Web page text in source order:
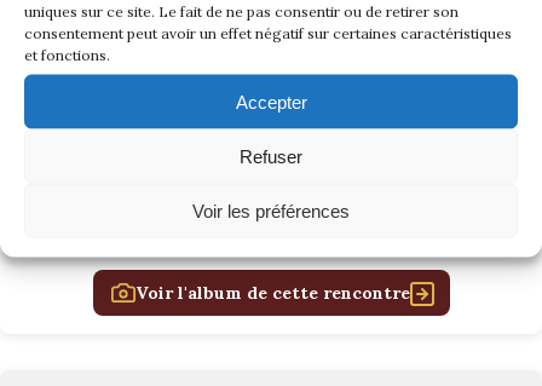
uniques sur ce site. Le fait de ne pas consentir ou de retirer son
consentement peut avoir un effet négatif sur certaines caractéristiques
et fonctions.
Accepter
Refuser
Voir les préférences
Voir l'album de cette rencontre